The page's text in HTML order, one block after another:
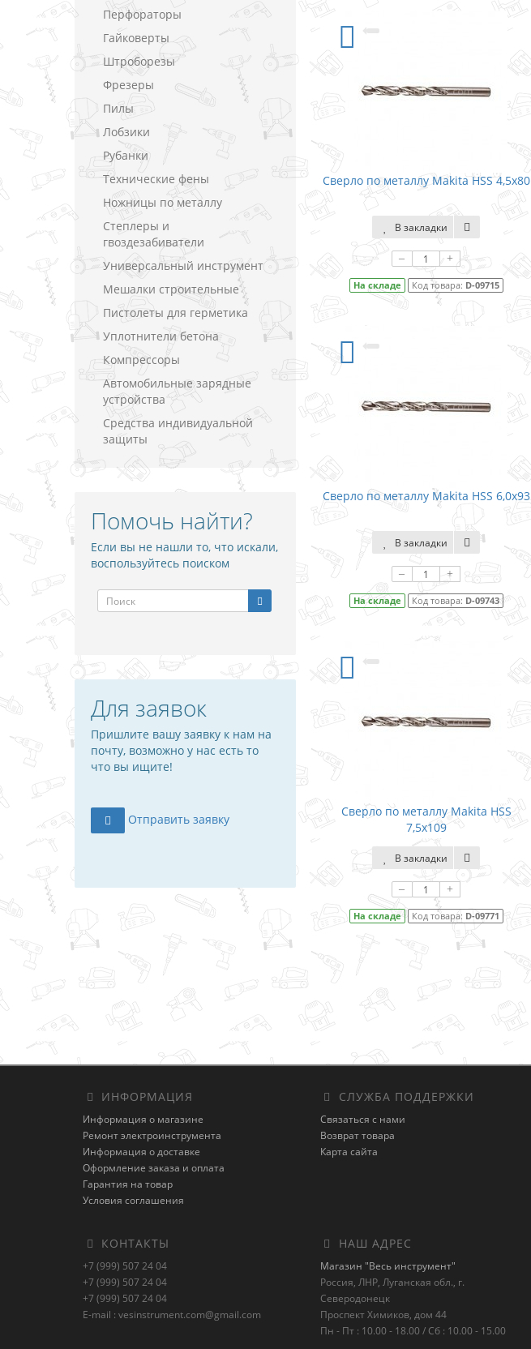
Перфораторы
Гайковерты
Штроборезы
Фрезеры
Пилы
Лобзики
Рубанки
Технические фены
Ножницы по металлу
Степлеры и
гвоздезабиватели
Универсальный инструмент
Мешалки строительные
Пистолеты для герметика
Уплотнители бетона
Компрессоры
Автомобильные зарядные
устройства
Средства индивидуальной
защиты
Помочь найти?
Если вы не нашли то, что искали,
воспользуйтесь поиском
Для заявок
Пришлите вашу заявку к нам на
почту, возможно у нас есть то
что вы ищите!
Отправить заявку
Сверло по металлу Makita HSS 4,5x80
В закладки
– +
На складе Код товара: D-09715
Сверло по металлу Makita HSS 6,0x93
В закладки
– +
На складе Код товара: D-09743
Сверло по металлу Makita HSS
7,5x109
В закладки
– +
На складе Код товара: D-09771
ИНФОРМАЦИЯ
Информация о магазине
Ремонт электроинструмента
Информация о доставке
Оформление заказа и оплата
Гарантия на товар
Условия соглашения
СЛУЖБА ПОДДЕРЖКИ
Связаться с нами
Возврат товара
Карта сайта
КОНТАКТЫ
+7 (999) 507 24 04
+7 (999) 507 24 04
+7 (999) 507 24 04
E-mail : vesinstrument.com@gmail.com
НАШ АДРЕС
Магазин "Весь инструмент"
Россия, ЛНР, Луганская обл., г.
Северодонецк
Проспект Химиков, дом 44
Пн - Пт : 10.00 - 18.00 / Сб : 10.00 - 15.00